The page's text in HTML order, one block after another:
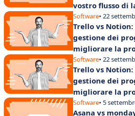
vostro flusso di
Software• 22
Trello vs
gestione dei
migliorare la
Software• 22
Trello vs
gestione dei
migliorare la
Software• 5
Asana vs